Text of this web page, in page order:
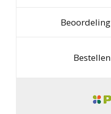
Beoordeling
Bestellen